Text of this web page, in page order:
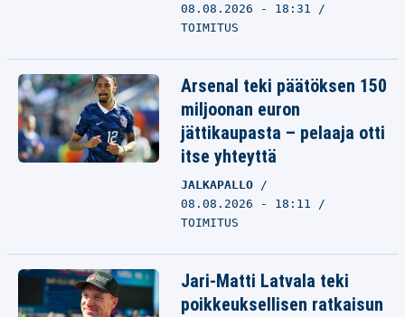
08.08.2026 - 18:31
TOIMITUS
Arsenal teki päätöksen 150
miljoonan euron
jättikaupasta – pelaaja otti
itse yhteyttä
JALKAPALLO
08.08.2026 - 18:11
TOIMITUS
Jari-Matti Latvala teki
poikkeuksellisen ratkaisun